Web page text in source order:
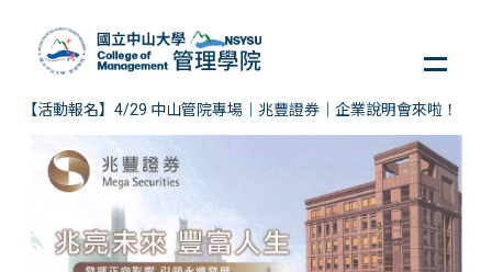
【活動報名】4/29 中山管院專場｜兆豐證券｜企業說明會來啦！